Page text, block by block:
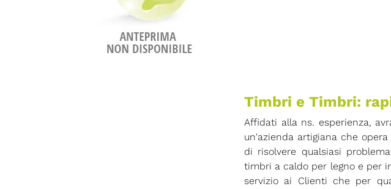
Timbri e Timbri:
Affidati alla ns. esperienza,
un'azienda artigiana che
di risolvere qualsiasi
timbri a caldo per legno e per
servizio ai Clienti che per